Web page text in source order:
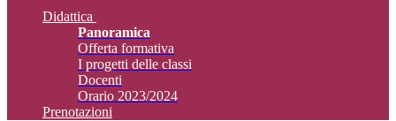
Didattica
Panoramica
Offerta formativa
I progetti delle classi
Docenti
Orario 2023/2024
Prenotazioni